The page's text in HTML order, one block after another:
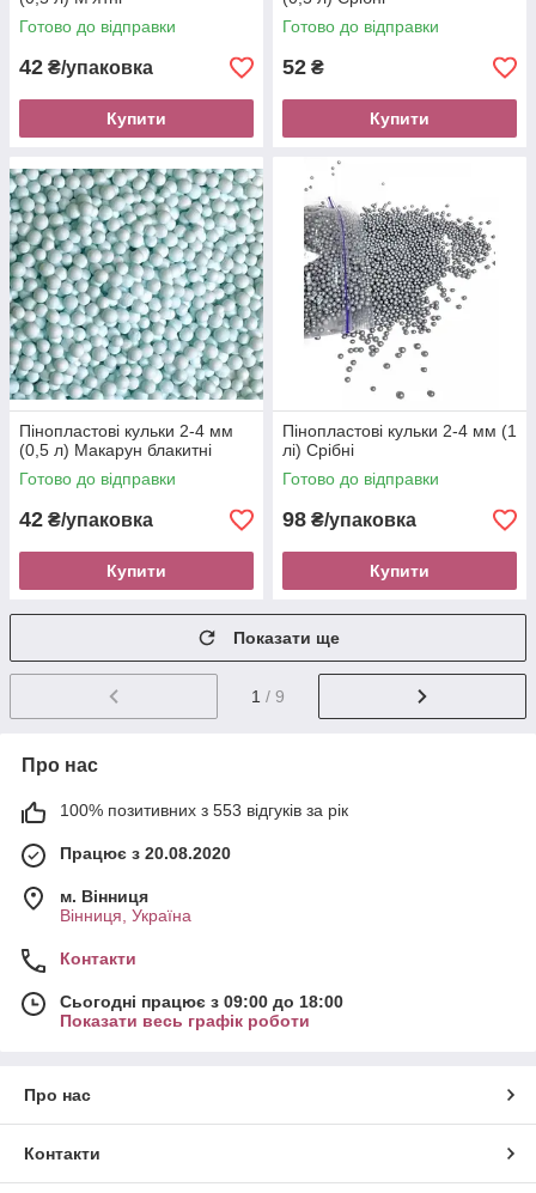
Готово до відправки
42 ₴/упаковка
Купити
Готово до відправки
52 ₴
Купити
Пінопластові кульки 2-4 мм
(0,5 л) Макарун блакитні
Готово до відправки
42 ₴/упаковка
Купити
Пінопластові кульки 2-4 мм (1
лі) Срібні
Готово до відправки
98 ₴/упаковка
Купити
Показати ще
1 / 9
Про нас
100% позитивних з 553 відгуків за рік
Працює з 20.08.2020
м. Вінниця
Вінниця, Україна
Контакти
Сьогодні працює з 09:00 до 18:00
Показати весь графік роботи
Про нас
Контакти